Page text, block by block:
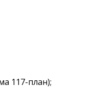
117-план);